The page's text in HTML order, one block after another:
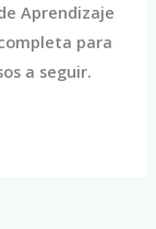
Aprendizaje
para
a seguir.